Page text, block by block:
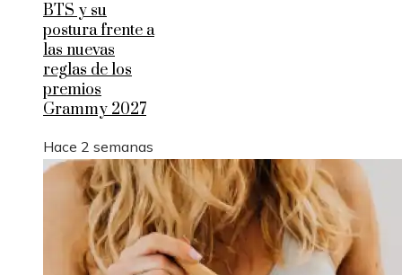
BTS y su
postura frente a
las nuevas
reglas de los
premios
Grammy 2027
Hace 2 semanas